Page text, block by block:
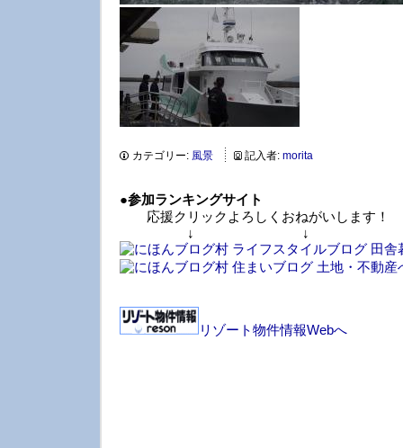
カテゴリー: 風景 記入者: morita
●参加ランキングサイト
応援クリックよろしくおねがいします！
↓ ↓
リゾート物件情報Webへ